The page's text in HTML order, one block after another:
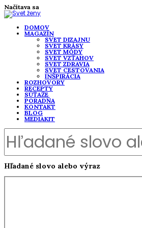
Načítava sa
DOMOV
MAGAZÍN
SVET DIZAJNU
SVET KRÁSY
SVET MÓDY
SVET VZŤAHOV
SVET ZDRAVIA
SVET CESTOVANIA
INŠPIRÁCIA
ROZHOVORY
RECEPTY
SÚŤAŽE
PORADŇA
KONTAKT
BLOG
MEDIAKIT
Hľadané slovo alebo výraz